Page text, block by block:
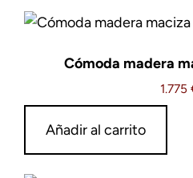
Cómoda madera
1.775
Añadir al carrito